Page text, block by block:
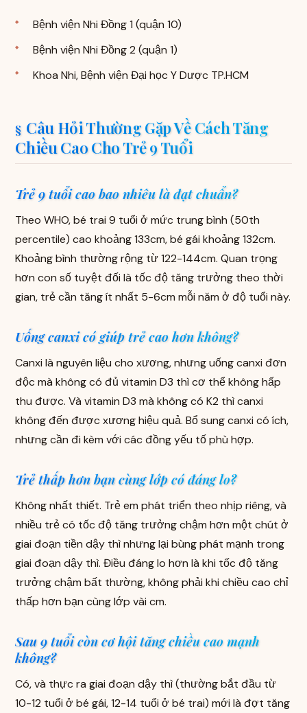
Bệnh viện Nhi Đồng 1 (quận 10)
Bệnh viện Nhi Đồng 2 (quận 1)
Khoa Nhi, Bệnh viện Đại học Y Dược TP.HCM
Câu Hỏi Thường Gặp Về Cách Tăng
Chiều Cao Cho Trẻ 9 Tuổi
Trẻ 9 tuổi cao bao nhiêu là đạt chuẩn?
Theo WHO, bé trai 9 tuổi ở mức trung bình (50th
percentile) cao khoảng 133cm, bé gái khoảng 132cm.
Khoảng bình thường rộng từ 122-144cm. Quan trọng
hơn con số tuyệt đối là tốc độ tăng trưởng theo thời
gian, trẻ cần tăng ít nhất 5-6cm mỗi năm ở độ tuổi này.
Uống canxi có giúp trẻ cao hơn không?
Canxi là nguyên liệu cho xương, nhưng uống canxi đơn
độc mà không có đủ vitamin D3 thì cơ thể không hấp
thu được. Và vitamin D3 mà không có K2 thì canxi
không đến được xương hiệu quả. Bổ sung canxi có ích,
nhưng cần đi kèm với các đồng yếu tố phù hợp.
Trẻ thấp hơn bạn cùng lớp có đáng lo?
Không nhất thiết. Trẻ em phát triển theo nhịp riêng, và
nhiều trẻ có tốc độ tăng trưởng chậm hơn một chút ở
giai đoạn tiền dậy thì nhưng lại bùng phát mạnh trong
giai đoạn dậy thì. Điều đáng lo hơn là khi tốc độ tăng
trưởng chậm bất thường, không phải khi chiều cao chỉ
thấp hơn bạn cùng lớp vài cm.
Sau 9 tuổi còn cơ hội tăng chiều cao mạnh
không?
Có, và thực ra giai đoạn dậy thì (thường bắt đầu từ
10-12 tuổi ở bé gái, 12-14 tuổi ở bé trai) mới là đợt tăng